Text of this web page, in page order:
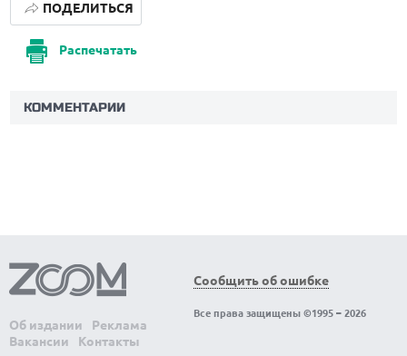
Распечатать
ПОДЕЛИТЬСЯ
КОММЕНТАРИИ
Об издании
Реклама
Вакансии
Контакты
Сообщить об ошибке
Все права защищены ©1995 – 2026